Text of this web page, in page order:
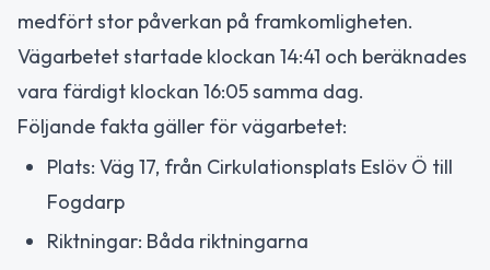
medfört stor påverkan på framkomligheten.
Vägarbetet startade klockan 14:41 och beräknades
vara färdigt klockan 16:05 samma dag.
Följande fakta gäller för vägarbetet:
Plats: Väg 17, från Cirkulationsplats Eslöv Ö till
Fogdarp
Riktningar: Båda riktningarna